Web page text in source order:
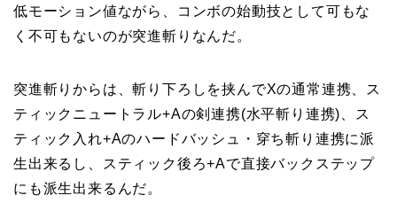
低モーション値ながら、コンボの始動技として可もな
く不可もないのが突進斬りなんだ。
突進斬りからは、斬り下ろしを挟んでXの通常連携、ス
ティックニュートラル+Aの剣連携(水平斬り連携)、ス
ティック入れ+Aのハードバッシュ・穿ち斬り連携に派
生出来るし、スティック後ろ+Aで直接バックステップ
にも派生出来るんだ。